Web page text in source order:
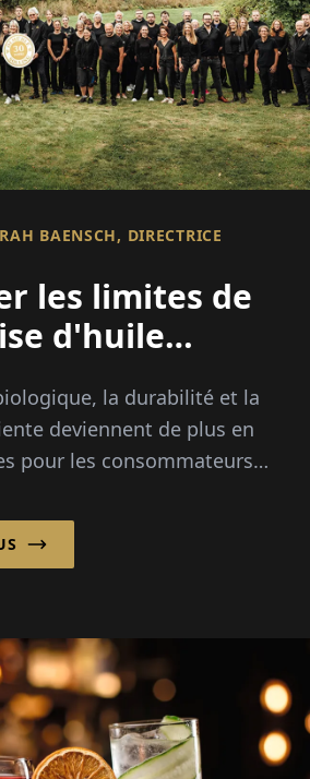
BAENSCH, DIRECTRICE
les limites de
d'huile
la durabilité et la
deviennent de plus en
pour les consommateurs
l'artisanat traditionnel
proposant un large